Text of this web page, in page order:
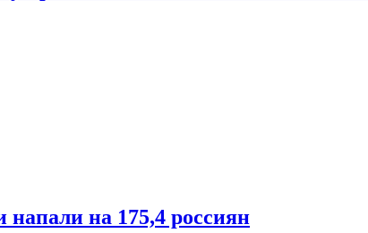
напали на 175,4 россиян